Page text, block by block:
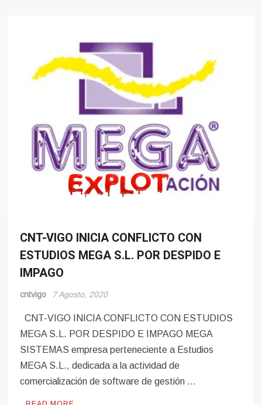
Conflito
Noticias
CNT-VIGO INICIA CONFLICTO CON
ESTUDIOS MEGA S.L. POR DESPIDO E
IMPAGO
cntvigo 7 Agosto, 2020
CNT-VIGO INICIA CONFLICTO CON ESTUDIOS
MEGA S.L. POR DESPIDO E IMPAGO MEGA
SISTEMAS empresa perteneciente a Estudios
MEGA S.L., dedicada a la actividad de
comercialización de software de gestión …